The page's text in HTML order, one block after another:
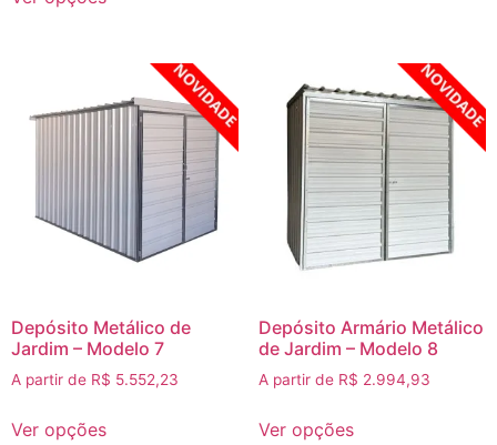
Depósito Metálico de
Jardim – Modelo 7
A partir de R$ 5.552,23
Ver opções
Depósito Armário Metálico
de Jardim – Modelo 8
A partir de R$ 2.994,93
Ver opções